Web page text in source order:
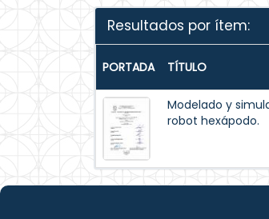
Resultados por ítem:
PORTADA TÍTULO
Modelado y
robot hexápodo.